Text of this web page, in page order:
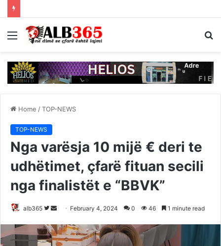
Menu
Home /TOP-NEWS
TOP-NEWS
Nga varësja 10 mijë € deri te
udhëtimet, çfarë fituan secili
nga finalistët e “BBVK”
alb365
Follow
Twitter
Send
email
February 4, 2024 0 46 1 minute read